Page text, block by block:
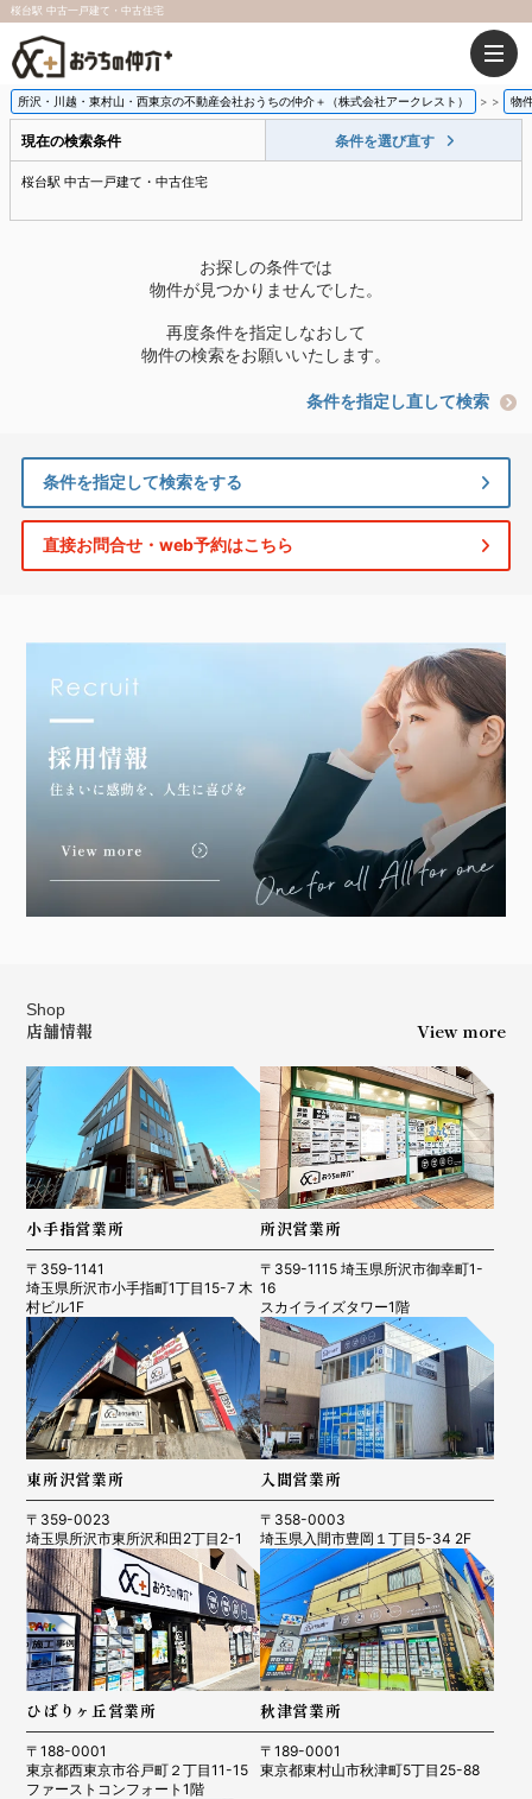
桜台駅 中古一戸建て・中古住宅
所沢・川越・東村山・西東京の不動産会社おうちの仲介＋（株式会社アークレスト） > 物
現在の検索条件 条件を選び直す
桜台駅 中古一戸建て・中古住宅
お探しの条件では
物件が見つかりませんでした。
再度条件を指定しなおして
物件の検索をお願いいたします。
条件を指定し直して検索
条件を指定して検索をする
直接お問合せ・web予約はこちら
Shop
店舗情報 View more
小手指営業所
〒359-1141
埼玉県所沢市小手指町1丁目15-7 木
村ビル1F
所沢営業所
〒359-1115 埼玉県所沢市御幸町1-
16
スカイライズタワー1階
東所沢営業所
〒359-0023
埼玉県所沢市東所沢和田2丁目2-1
入間営業所
〒358-0003
埼玉県入間市豊岡１丁目5-34 2F
ひばりヶ丘営業所
〒188-0001
東京都西東京市谷戸町２丁目11-15
ファーストコンフォート1階
秋津営業所
〒189-0001
東京都東村山市秋津町5丁目25-88